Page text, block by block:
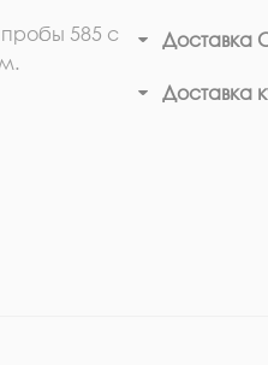
пробы 585 с
Доставка
Доставка